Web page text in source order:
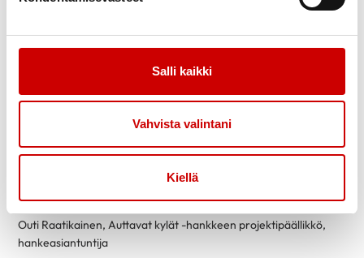
Salli kaikki
Vahvista valintani
Kiellä
tapana lisätä maaseutuasumisen – ja miksei myös vaikkapa
lähiö- tai kortteliasumisen – sujuvuutta ja turvallisuutta. Samalla
lisätään asukkaiden turvallisuudentunnetta ja yhteisöllisyyttä. On
iso asia, jos voi selkäytimessään tuntea, että apua saa jos
luo hyvinvointia ei vain autettaville, vaan tutkimusten mukaan
myös auttajille. Tällaisella kylien aktiivisella, omaehtoisella
vetovoimaa maaseutuasumiseen ja kylien selviämiseen
muuttuvassa maailmassa.
Outi Raatikainen, Auttavat kylät -hankkeen projektipäällikkö,
hankeasiantuntija